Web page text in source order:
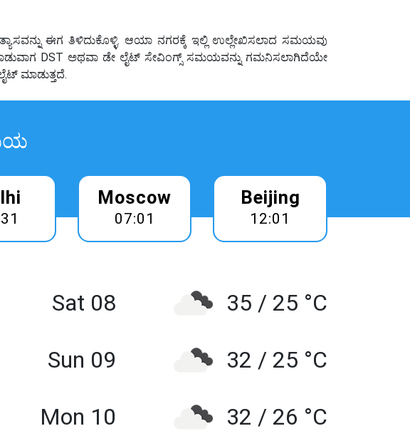
ಈಗ ತಿಳಿದುಕೊಳ್ಳಿ. ಆಯಾ ನಗರಕ್ಕೆ ಇಲ್ಲಿ ಉಲ್ಲೇಖಿಸಲಾದ ಸಮಯವು
DST ಅಥವಾ ಡೇ ಲೈಟ್ ಸೇವಿಂಗ್ಸ್ ಸಮಯವನ್ನು ಗಮನಿಸಲಾಗಿದೆಯೇ
ಮಾಡುತ್ತದೆ.
Moscow
07:01
Beijing
12:01
Sat 08 35 / 25 °C
Sun 09 32 / 25 °C
Mon 10 32 / 26 °C